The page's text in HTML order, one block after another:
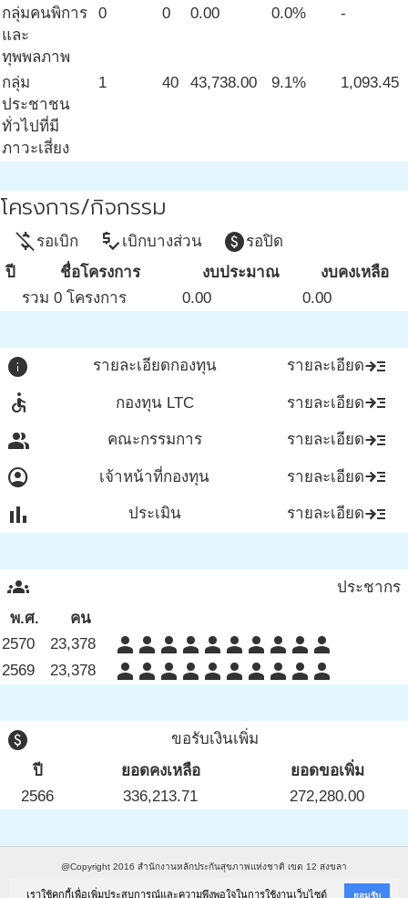
เราใช้คุกกี้เพื่อเพิ่มประสบการณ์และความพึงพอใจในการใช้งานเว็บไซต์ ยอมรับ
กลุ่มคนพิการ
และ
ทุพพลภาพ
0 0 0.00 0.0% -
กลุ่ม
ประชาชน
ทั่วไปที่มี
ภาวะเสี่ยง
1 40 43,738.00 9.1% 1,093.45
โครงการ/กิจกรรม
money_off รอเบิก price_check เบิกบางส่วน paidรอปิด
ปี
ชื่อโครงการ งบประมาณ
งบคงเหลือ
รวม 0 โครงการ
0.00 0.00
info รายละเอียดกองทุน รายละเอียดread_more
accessible
กองทุน LTC รายละเอียดread_more
group
คณะกรรมการ รายละเอียดread_more
account_circle
เจ้าหน้าที่กองทุน รายละเอียดread_more
bar_chart
ประเมิน รายละเอียดread_more
groups
ประชากร
พ.ศ.
คน
2570
23,378 person person person person person person person person person person
2569 23,378 person person person person person person person person person person
paid
ขอรับเงินเพิ่ม
ปี
ยอดคงเหลือ
ยอดขอเพิ่ม
2566
336,213.71 272,280.00
@Copyright 2016 สำนักงานหลักประกันสุขภาพแห่งชาติ เขต 12 สงขลา
อาคารสยามนครินทร์ คอมเพล็กซ์ (ชั้น ๓) ๔๘๘/๘๘ ถนนเพชรเกษม อำเภอหาดใหญ่ จังหวัดสงขลา